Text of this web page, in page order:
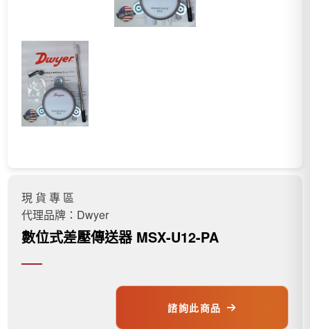
現 貨 專 區
代理品牌：Dwyer
數位式差壓傳送器 MSX-U12-PA
諮詢此商品